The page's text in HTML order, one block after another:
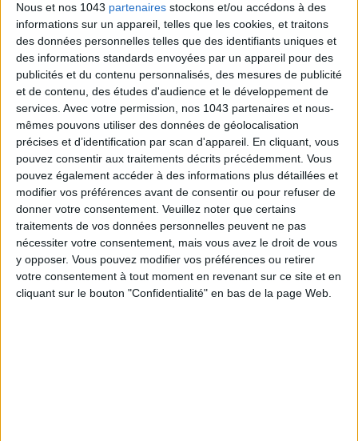
Nous et nos 1043 partenaires stockons et/ou accédons à des
informations sur un appareil, telles que les cookies, et traitons
des données personnelles telles que des identifiants uniques et
des informations standards envoyées par un appareil pour des
publicités et du contenu personnalisés, des mesures de publicité
et de contenu, des études d'audience et le développement de
services. Avec votre permission, nos 1043 partenaires et nous-
mêmes pouvons utiliser des données de géolocalisation
précises et d’identification par scan d'appareil. En cliquant, vous
pouvez consentir aux traitements décrits précédemment. Vous
pouvez également accéder à des informations plus détaillées et
modifier vos préférences avant de consentir ou pour refuser de
donner votre consentement. Veuillez noter que certains
traitements de vos données personnelles peuvent ne pas
nécessiter votre consentement, mais vous avez le droit de vous
y opposer. Vous pouvez modifier vos préférences ou retirer
votre consentement à tout moment en revenant sur ce site et en
cliquant sur le bouton "Confidentialité" en bas de la page Web.
THE SUMMER’S HOTTEST SNEAKERS
Subscribe for our newsletter
SUBSCRIBE